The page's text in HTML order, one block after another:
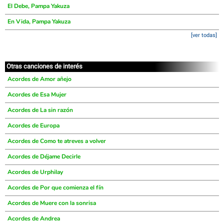
El Debe, Pampa Yakuza
En Vida, Pampa Yakuza
[ver todas]
Otras canciones de interés
Acordes de Amor añejo
Acordes de Esa Mujer
Acordes de La sin razón
Acordes de Europa
Acordes de Como te atreves a volver
Acordes de Déjame Decirle
Acordes de Urphilay
Acordes de Por que comienza el fín
Acordes de Muere con la sonrisa
Acordes de Andrea